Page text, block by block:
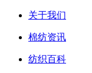
关于我们
棉纺资讯
纺织百科